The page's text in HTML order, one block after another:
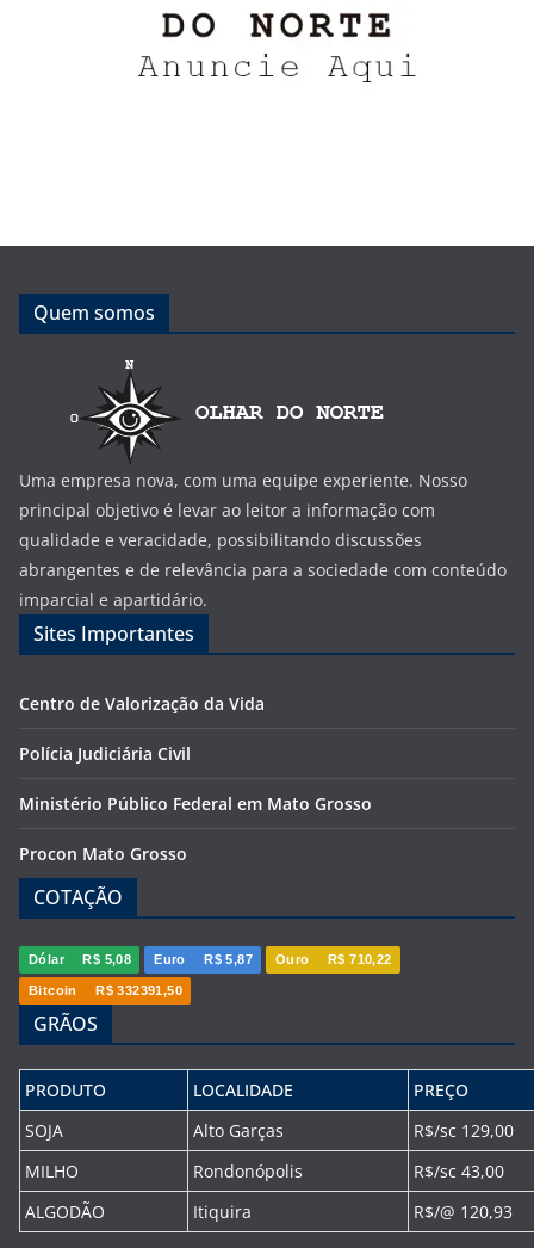
Quem somos
Uma empresa nova, com uma equipe experiente. Nosso
principal objetivo é levar ao leitor a informação com
qualidade e veracidade, possibilitando discussões
abrangentes e de relevância para a sociedade com conteúdo
imparcial e apartidário.
Sites Importantes
Centro de Valorização da Vida
Polícia Judiciária Civil
Ministério Público Federal em Mato Grosso
Procon Mato Grosso
COTAÇÃO
Dólar R$ 5,08 Euro R$ 5,87 Ouro R$ 710,22
Bitcoin R$ 332391,50
GRÃOS
PRODUTO LOCALIDADE
PREÇO
SOJA
Alto Garças
R$/sc 129,00
MILHO
Rondonópolis
R$/sc 43,00
ALGODÃO
Itiquira R$/@ 120,93